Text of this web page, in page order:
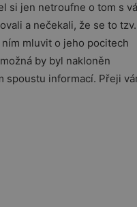
si jen netroufne o tom s
a nečekali, že se to tzv.
mluvit o jeho pocitech
by byl nakloněn
spoustu informací. Přeji